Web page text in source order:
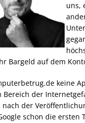
uns,
Bargeld auf dem
keine
Bereich der
nach der
schon die